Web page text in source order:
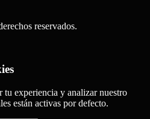
reservados.
experiencia y analizar nuestro
están activas por defecto.